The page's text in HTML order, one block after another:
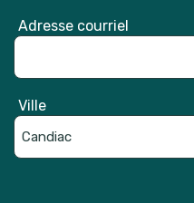
Adresse courriel
Ville